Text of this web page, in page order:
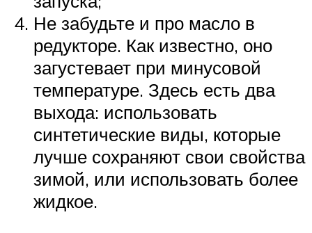
Не забудьте и про масло в
редукторе. Как известно, оно
загустевает при минусовой
температуре. Здесь есть два
выхода: использовать
синтетические виды, которые
лучше сохраняют свои свойства
зимой, или использовать более
жидкое.